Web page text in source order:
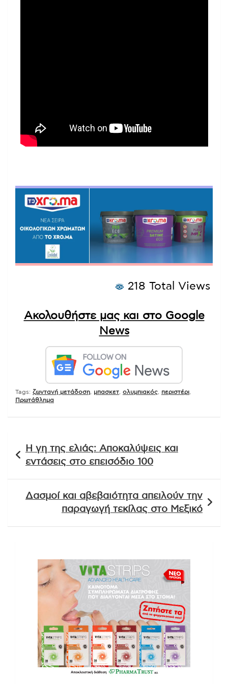
218 Total Views
Ακολουθήστε μας και στο Google
News
Tags: ζωντανή μετάδοση μπασκετ ολυμπιακός περιστέρι
Πρωτάθλημα
άρθρων
Η γη της ελιάς: Αποκαλύψεις και
εντάσεις στο επεισόδιο 100
Δασμοί και αβεβαιότητα απειλούν την
παραγωγή τεκίλας στο Μεξικό